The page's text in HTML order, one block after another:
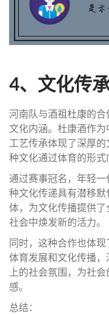
4、文化传
河南队与酒祖杜康的
文化内涵。杜康酒作
工艺传承体现了深厚
种文化通过体育的形式
通过赛事冠名，年轻
种文化传递具有潜移
体，为文化传播提供
社会中焕发新的活力。
同时，这种合作也体
体育发展和文化传播
上的社会氛围，为社
感。
总结：